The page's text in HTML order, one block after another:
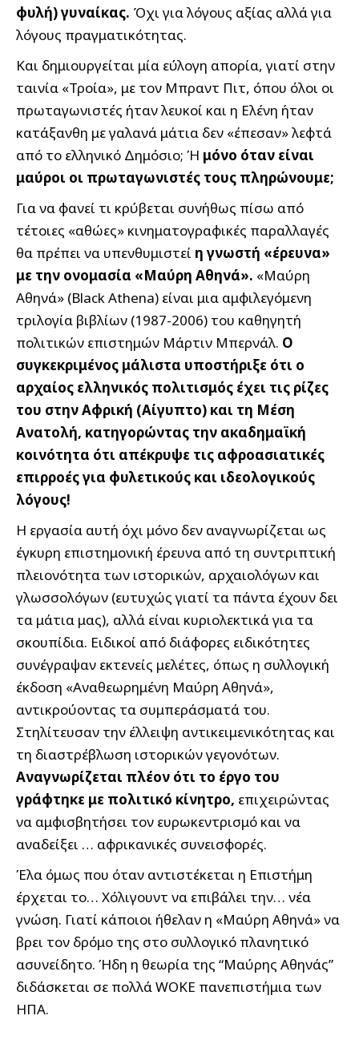
φυλή) γυναίκας. Όχι για λόγους αξίας αλλά για
λόγους πραγματικότητας.
Και δημιουργείται μία εύλογη απορία, γιατί στην
ταινία «Τροία», με τον Μπραντ Πιτ, όπου όλοι οι
πρωταγωνιστές ήταν λευκοί και η Ελένη ήταν
κατάξανθη με γαλανά μάτια δεν «έπεσαν» λεφτά
από το ελληνικό Δημόσιο; Ή μόνο όταν είναι
μαύροι οι πρωταγωνιστές τους πληρώνουμε;
Για να φανεί τι κρύβεται συνήθως πίσω από
τέτοιες «αθώες» κινηματογραφικές παραλλαγές
θα πρέπει να υπενθυμιστεί η γνωστή «έρευνα»
με την ονομασία «Μαύρη Αθηνά». «Μαύρη
Αθηνά» (Black Athena) είναι μια αμφιλεγόμενη
τριλογία βιβλίων (1987-2006) του καθηγητή
πολιτικών επιστημών Μάρτιν Μπερνάλ. Ο
συγκεκριμένος μάλιστα υποστήριξε ότι ο
αρχαίος ελληνικός πολιτισμός έχει τις ρίζες
του στην Αφρική (Αίγυπτο) και τη Μέση
Ανατολή, κατηγορώντας την ακαδημαϊκή
κοινότητα ότι απέκρυψε τις αφροασιατικές
επιρροές για φυλετικούς και ιδεολογικούς
λόγους!
Η εργασία αυτή όχι μόνο δεν αναγνωρίζεται ως
έγκυρη επιστημονική έρευνα από τη συντριπτική
πλειονότητα των ιστορικών, αρχαιολόγων και
γλωσσολόγων (ευτυχώς γιατί τα πάντα έχουν δει
τα μάτια μας), αλλά είναι κυριολεκτικά για τα
σκουπίδια. Ειδικοί από διάφορες ειδικότητες
συνέγραψαν εκτενείς μελέτες, όπως η συλλογική
έκδοση «Αναθεωρημένη Μαύρη Αθηνά»,
αντικρούοντας τα συμπεράσματά του.
Στηλίτευσαν την έλλειψη αντικειμενικότητας και
τη διαστρέβλωση ιστορικών γεγονότων.
Αναγνωρίζεται πλέον ότι το έργο του
γράφτηκε με πολιτικό κίνητρο, επιχειρώντας
να αμφισβητήσει τον ευρωκεντρισμό και να
αναδείξει … αφρικανικές συνεισφορές.
Έλα όμως που όταν αντιστέκεται η Επιστήμη
έρχεται το… Χόλιγουντ να επιβάλει την… νέα
γνώση. Γιατί κάποιοι ήθελαν η «Μαύρη Αθηνά» να
βρει τον δρόμο της στο συλλογικό πλανητικό
ασυνείδητο. Ήδη η θεωρία της “Μαύρης Αθηνάς”
διδάσκεται σε πολλά WOKE πανεπιστήμια των
ΗΠΑ.